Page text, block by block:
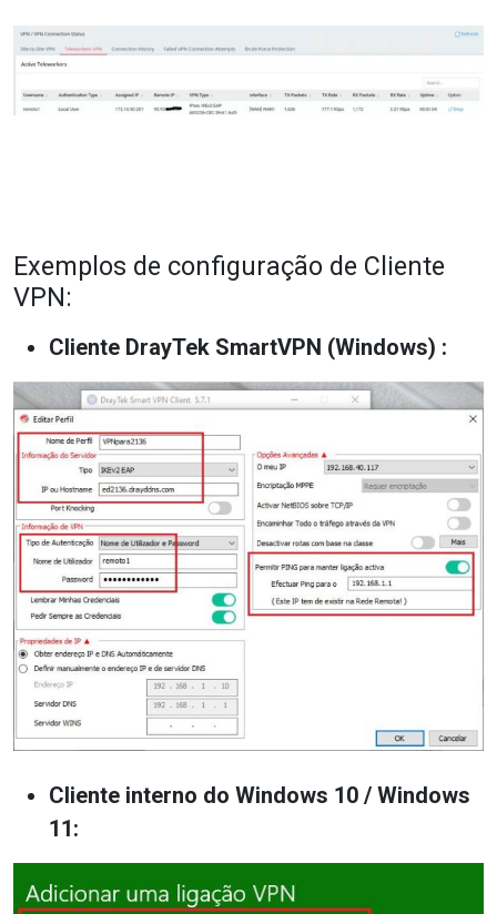
Exemplos de configuração de Cliente
VPN:
Cliente DrayTek SmartVPN (Windows) :
Cliente interno do Windows 10 / Windows
11: